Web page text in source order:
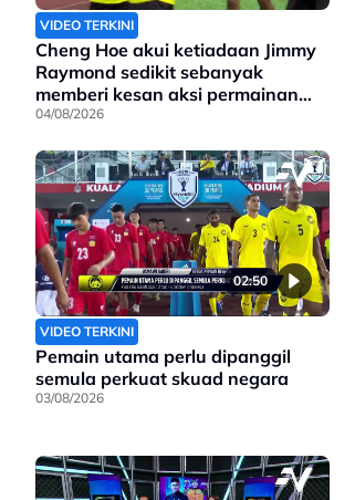
VIDEO TERKINI
Cheng Hoe akui ketiadaan Jimmy
Raymond sedikit sebanyak
memberi kesan aksi permainan
Harimau Malaya
04/08/2026
02:50
VIDEO TERKINI
Pemain utama perlu dipanggil
semula perkuat skuad negara
03/08/2026